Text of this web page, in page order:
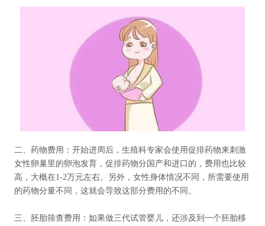
二、药物费用：开始进周后，生殖科专家会使用促排药物来刺激
女性卵巢里的卵泡发育，促排药物分国产和进口的，费用也比较
高，大概在1-2万元左右。另外，女性身体情况不同，所需要使用
的药物分量不同，这就会导致这部分费用的不同。
三、胚胎筛查费用：如果做三代试管婴儿，还涉及到一个胚胎移